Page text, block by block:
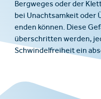
Bergweges oder der
bei Unachtsamkeit oder
enden können. Diese
überschritten werden,
Schwindelfreiheit ein